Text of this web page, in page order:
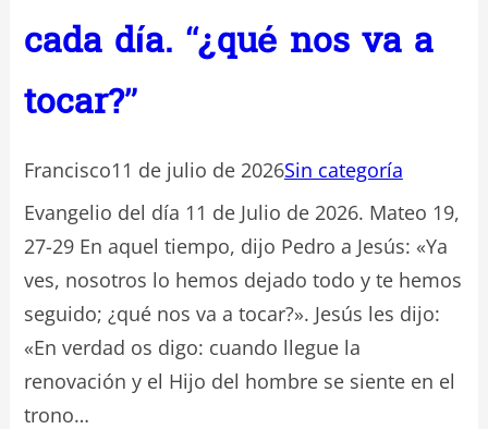
cada día. “¿qué nos va a
tocar?”
Francisco11 de julio de 2026Sin categoría
Evangelio del día 11 de Julio de 2026. Mateo 19,
27-29 En aquel tiempo, dijo Pedro a Jesús: «Ya
ves, nosotros lo hemos dejado todo y te hemos
seguido; ¿qué nos va a tocar?». Jesús les dijo:
«En verdad os digo: cuando llegue la
renovación y el Hijo del hombre se siente en el
trono…